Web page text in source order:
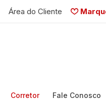
Área do Cliente
Corretor Fale Conosco